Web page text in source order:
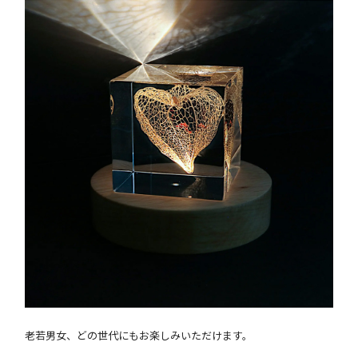
老若男女、どの世代にもお楽しみいただけます。